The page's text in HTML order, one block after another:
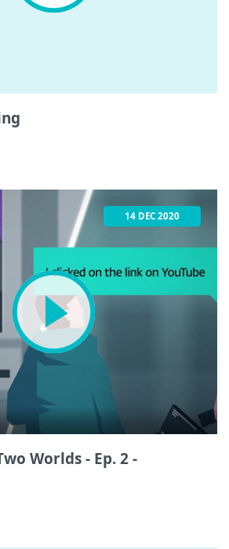
14 DEC 2020
Worlds - Ep. 2 -